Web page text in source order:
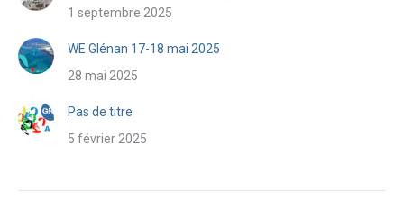
1 septembre 2025
WE Glénan 17-18 mai 2025
28 mai 2025
Pas de titre
5 février 2025